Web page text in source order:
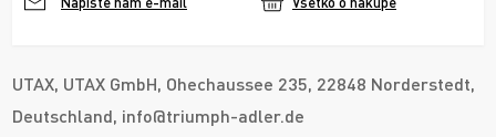
UTAX, UTAX GmbH, Ohechaussee 235, 22848 Norderstedt,
Deutschland, info@triumph-adler.de